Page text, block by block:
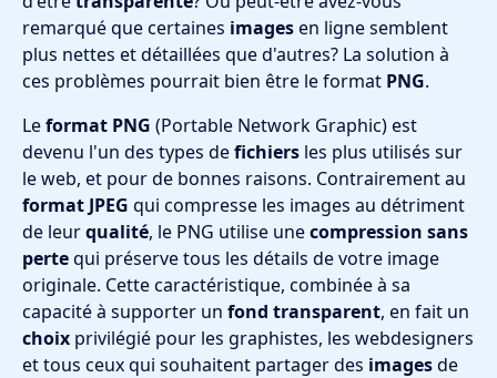
remarqué que certaines imagesen ligne semblent
plus nettes et détaillées que d'autres? La solution à
ces problèmes pourrait bien être le format PNG.
Leformat PNG (Portable Network Graphic) est
devenu l'un des types defichiers les plus utilisés sur
le web, et pour de bonnes raisons. Contrairement au
format JPEG qui compresse les images au détriment
de leurqualité, le PNG utilise unecompression sans
pertequi préserve tous les détails de votre image
originale. Cette caractéristique, combinée à sa
capacité à supporter un fond transparent, en fait un
choix privilégié pour les graphistes, les webdesigners
et tous ceux qui souhaitent partager des imagesde